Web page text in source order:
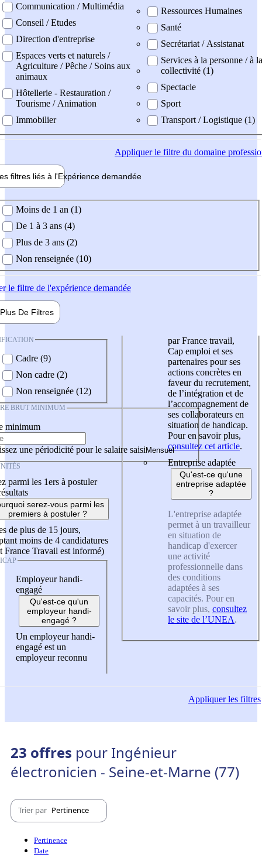
Communication / Multimédia
Conseil / Etudes
Direction d'entreprise
Espaces verts et naturels /
Agriculture / Pêche / Soins aux
animaux
Hôtellerie - Restauration /
Tourisme / Animation
Immobilier
Ressources Humaines
Santé
Secrétariat / Assistanat
Services à la personne / à la
collectivité (1)
Spectacle
Sport
Transport / Logistique (1)
Appliquerle filtre du domaine
filtres liés à l'Expérience demandée
demandée
Moins de 1 an (1)
De 1 à 3 ans (4)
Plus de 3 ans (2)
Non renseignée (10)
le filtre de l'expérience demandée
Plus De Filtres
Cadre (9)
Non cadre (2)
Non renseignée (12)
BRUT MINIMUM
minimum
une périodicité pour le salaire saisi
parmi les 1ers à postuler
serez-vous parmi les
premiers à postuler ?
de plus de 15 jours,
moins de 4 candidatures
France Travail est informé)
Employeur handi-
engagé
Qu'est-ce qu'un
employeur handi-
engagé ?
Un employeur handi-
engagé est un
employeur reconnu
par France travail,
Cap emploi et ses
partenaires pour ses
actions concrètes en
faveur du recrutement,
de l’intégration et de
l’accompagnement de
ses collaborateurs en
situation de handicap.
Pour en savoir plus,
consultez cet article.
Entreprise adaptée
Qu'est-ce qu'une
entreprise adaptée
?
L'entreprise adaptée
permet à un travailleur
en situation de
handicap d'exercer
une activité
professionnelle dans
des conditions
adaptées à ses
capacités. Pour en
savoir plus, consultez
le site de l’UNEA.
Appliquerles filtres
23 offres pour Ingénieur
électronicien - Seine-et-Marne (77)
Trier par Pertinence
Pertinence
Date